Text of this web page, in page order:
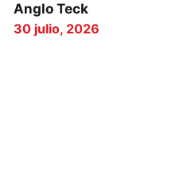
Anglo Teck
30 julio, 2026